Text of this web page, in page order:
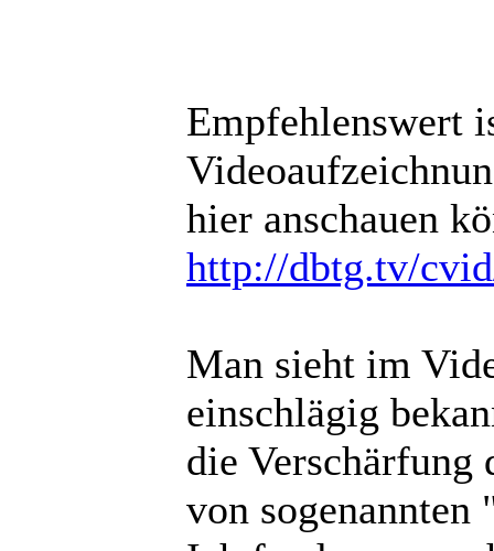
Empfehlenswert
hier anschauen
http://dbtg.tv/
Man sieht im
einschlägig
die
von